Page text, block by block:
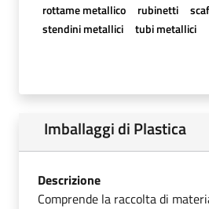
rottame metallico
rubinetti
stendini metallici
tubi metallici
Imballaggi di Plastica
Descrizione
Comprende la raccolta di